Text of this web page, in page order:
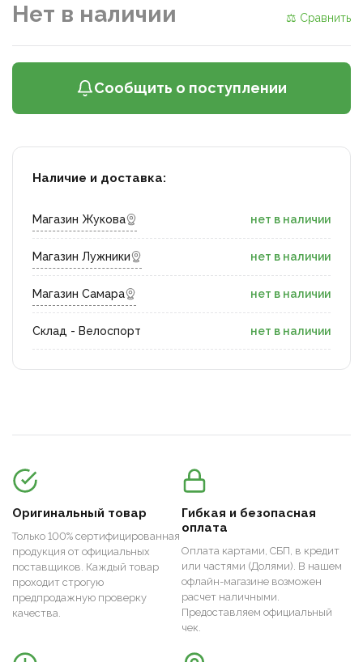
Нет в наличии ⚖ Сравнить
Сообщить о поступлении
Наличие и доставка:
Магазин Жукова нет в наличии
Магазин Лужники нет в наличии
Магазин Самара нет в наличии
Склад - Велоспорт нет в наличии
Оригинальный товар
Только 100% сертифицированная
продукция от официальных
поставщиков. Каждый товар
проходит строгую
предпродажную проверку
качества.
Гибкая и безопасная
оплата
Оплата картами, СБП, в кредит
или частями (Долями). В нашем
офлайн-магазине возможен
расчет наличными.
Предоставляем официальный
чек.